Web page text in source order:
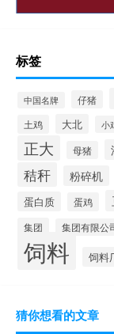
标签
中国名牌 仔猪
土鸡 大北 小
正大 母猪
秸秆 粉碎机
蛋白质 蛋鸡
集团 集团有限公
饲料 饲料
猜你想看的文章